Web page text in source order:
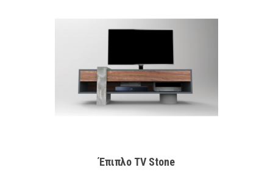
Έπιπλο TV Stone